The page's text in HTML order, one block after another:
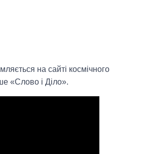
на сайті космічного
«Слово і Діло».